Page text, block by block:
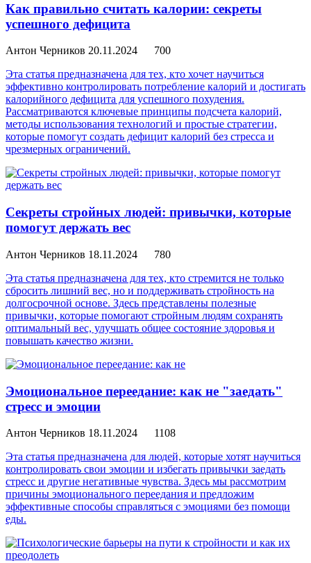
Как правильно считать калории: секреты
успешного дефицита
Антон Черников 20.11.2024
700
Эта статья предназначена для тех, кто хочет научиться
эффективно контролировать потребление калорий и достигать
калорийного дефицита для успешного похудения.
Рассматриваются ключевые принципы подсчета калорий,
методы использования технологий и простые стратегии,
которые помогут создать дефицит калорий без стресса и
чрезмерных ограничений.
Секреты стройных людей: привычки, которые
помогут держать вес
Антон Черников 18.11.2024
780
Эта статья предназначена для тех, кто стремится не только
сбросить лишний вес, но и поддерживать стройность на
долгосрочной основе. Здесь представлены полезные
привычки, которые помогают стройным людям сохранять
оптимальный вес, улучшать общее состояние здоровья и
повышать качество жизни.
Эмоциональное переедание: как не "заедать"
стресс и эмоции
Антон Черников 18.11.2024
1108
Эта статья предназначена для людей, которые хотят научиться
контролировать свои эмоции и избегать привычки заедать
стресс и другие негативные чувства. Здесь мы рассмотрим
причины эмоционального переедания и предложим
эффективные способы справляться с эмоциями без помощи
еды.